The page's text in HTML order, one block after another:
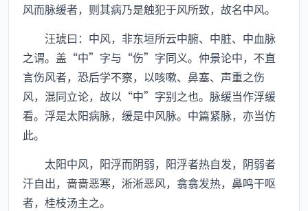
风而脉缓者，则其病乃是触犯于风所致，故名中风。
汪琥曰：中风，非东垣所云中腑、中脏、中血脉
之谓。盖“中”字与“伤”字同义。仲景论中，不直
言伤风者，恐后学不察，以咳嗽、鼻塞、声重之伤
风，混同立论，故以“中”字别之也。脉缓当作浮缓
看。浮是太阳病脉，缓是中风脉。中篇紧脉，亦当仿
此。
太阳中风，阳浮而阴弱，阳浮者热自发，阴弱者
汗自出，啬啬恶寒，淅淅恶风，翕翕发热，鼻鸣干呕
者，桂枝汤主之。